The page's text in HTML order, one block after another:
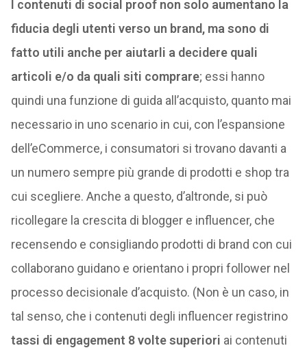
I contenuti di social proof non solo aumentano la
fiducia degli utenti verso un brand, ma sono di
fatto utili anche per aiutarli a decidere quali
articoli e/o da quali siti comprare; essi hanno
quindi una funzione di guida all’acquisto, quanto mai
necessario in uno scenario in cui, con l’espansione
dell’eCommerce, i consumatori si trovano davanti a
un numero sempre più grande di prodotti e shop tra
cui scegliere. Anche a questo, d’altronde, si può
ricollegare la crescita di blogger e influencer, che
recensendo e consigliando prodotti di brand con cui
collaborano guidano e orientano i propri follower nel
processo decisionale d’acquisto. (Non è un caso, in
tal senso, che i contenuti degli influencer registrino
tassi di engagement 8 volte superiori ai contenuti